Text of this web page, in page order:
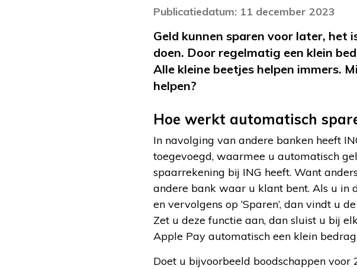
Publicatiedatum: 11 december 2023
Geld kunnen sparen voor later,
doen. Door regelmatig een klein
Alle kleine beetjes helpen immers.
helpen?
Hoe werkt automatisch
In navolging van andere banken heeft
toegevoegd, waarmee u automatisch
spaarrekening bij ING heeft. Want
andere bank waar u klant bent. Als u in
en vervolgens op ‘Sparen’, dan vindt u
Zet u deze functie aan, dan sluist u bij
Apple Pay automatisch een klein
Doet u bijvoorbeeld boodschappen